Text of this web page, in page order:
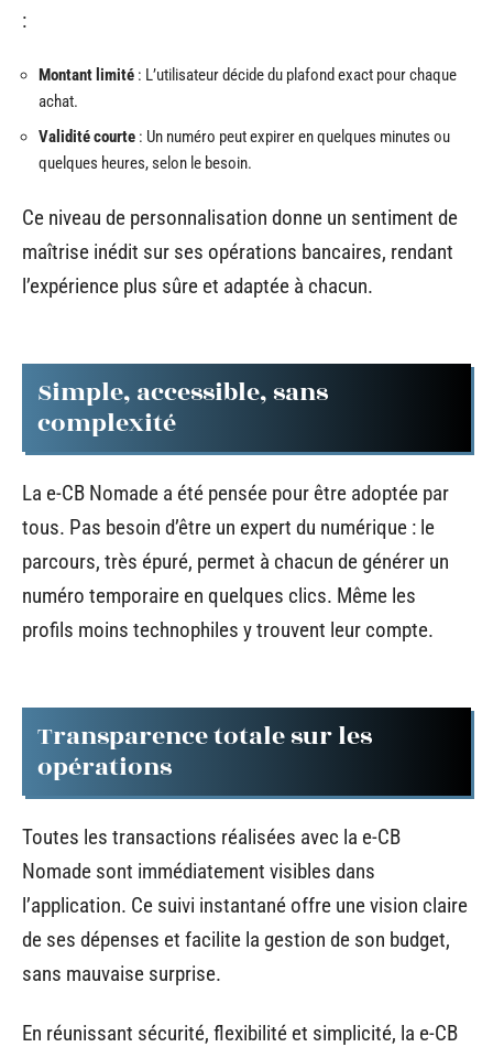
:
Montant limité : L’utilisateur décide du plafond exact pour chaque
achat.
Validité courte : Un numéro peut expirer en quelques minutes ou
quelques heures, selon le besoin.
Ce niveau de personnalisation donne un sentiment de
maîtrise inédit sur ses opérations bancaires, rendant
l’expérience plus sûre et adaptée à chacun.
Simple, accessible, sans
complexité
La e-CB Nomade a été pensée pour être adoptée par
tous. Pas besoin d’être un expert du numérique : le
parcours, très épuré, permet à chacun de générer un
numéro temporaire en quelques clics. Même les
profils moins technophiles y trouvent leur compte.
Transparence totale sur les
opérations
Toutes les transactions réalisées avec la e-CB
Nomade sont immédiatement visibles dans
l’application. Ce suivi instantané offre une vision claire
de ses dépenses et facilite la gestion de son budget,
sans mauvaise surprise.
En réunissant sécurité, flexibilité et simplicité, la e-CB